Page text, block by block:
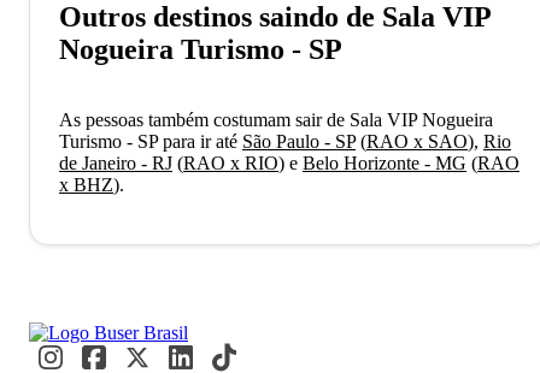
Outros destinos saindo de Sala VIP
Nogueira Turismo - SP
As pessoas também costumam sair de Sala VIP Nogueira
Turismo - SP para ir até São Paulo - SP(RAO x SAO), Rio
de Janeiro - RJ (RAO x RIO) e Belo Horizonte - MG (RAO
x BHZ).